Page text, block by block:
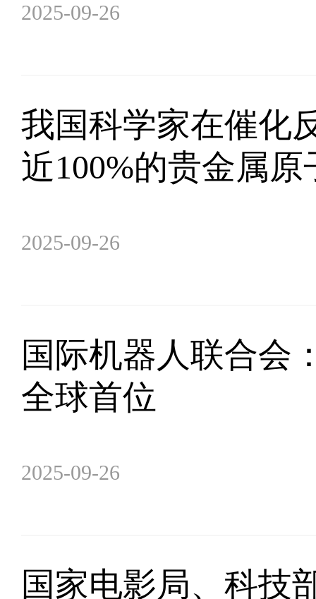
2025-09-26
我国科学家在催化
近100%的贵金属
2025-09-26
国际机器人联合会
全球首位
2025-09-26
国家电影局、科技